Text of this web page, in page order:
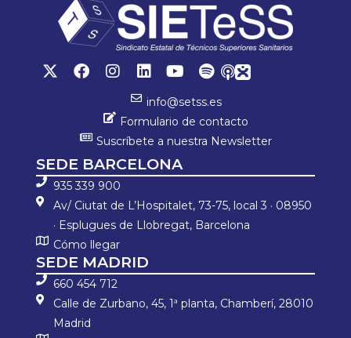
info@setss.es
Formulario de contacto
Suscríbete a nuestra Newsletter
SEDE BARCELONA
935 339 900
Av/ Ciutat de L’Hospitalet, 73-75, local 3 · 08950
· Esplugues de Llobregat, Barcelona
Cómo llegar
SEDE MADRID
660 454 712
Calle de Zurbano, 45, 1ª planta, Chamberí, 28010
Madrid